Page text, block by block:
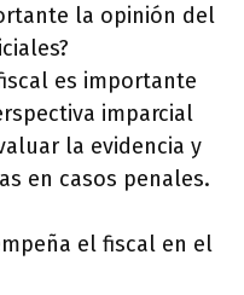
la opinión del
es importante
imparcial
la evidencia y
en casos penales.
el fiscal en el